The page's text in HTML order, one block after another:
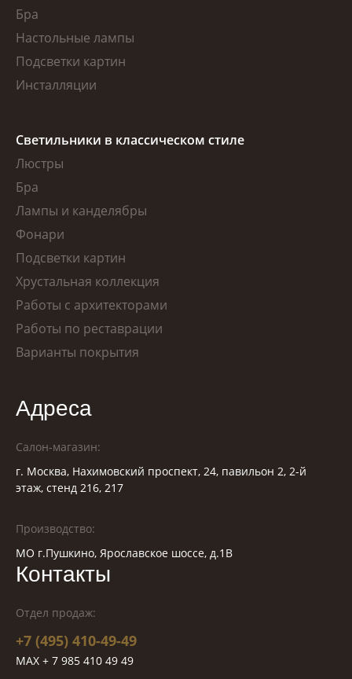
Бра
Настольные лампы
Подсветки картин
Инсталляции
Светильники в классическом стиле
Люстры
Бра
Лампы и канделябры
Фонари
Подсветки картин
Хрустальная коллекция
Работы с архитекторами
Работы по реставрации
Варианты покрытия
Адреса
Салон-магазин:
г. Москва, Нахимовский проспект, 24, павильон 2, 2-й
этаж, стенд 216, 217
Производство:
МО г.Пушкино, Ярославское шоссе, д.1В
Контакты
Отдел продаж:
+7 (495) 410-49-49
MAX + 7 985 410 49 49